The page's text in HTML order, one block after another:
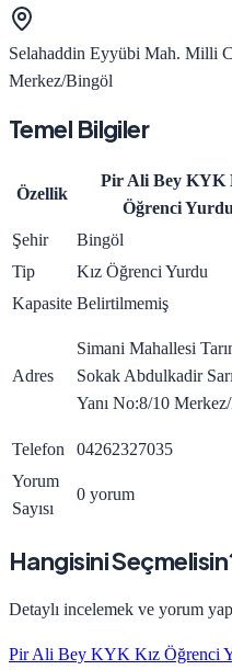
Selahaddin Eyyübi Mah. Milli
Merkez/Bingöl
Temel Bilgiler
Özellik
Pir Ali Bey KYK
Öğrenci
Şehir
Bingöl
Tip
Kız Öğrenci Yurdu
Kapasite Belirtilmemiş
Adres
Simani Mahallesi
Sokak Abdulkadir
Yanı No:8/10
Telefon
04262327035
Yorum
Sayısı
0 yorum
Hangisini
Detaylı incelemek ve yorum
Pir Ali Bey KYK Kız Öğrenci